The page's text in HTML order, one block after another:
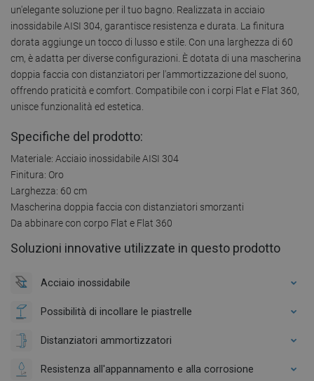
un'elegante soluzione per il tuo bagno. Realizzata in acciaio
inossidabile AISI 304, garantisce resistenza e durata. La finitura
dorata aggiunge un tocco di lusso e stile. Con una larghezza di 60
cm, è adatta per diverse configurazioni. È dotata di una mascherina
doppia faccia con distanziatori per l'ammortizzazione del suono,
offrendo praticità e comfort. Compatibile con i corpi Flat e Flat 360,
unisce funzionalità ed estetica.
Specifiche del prodotto:
Materiale: Acciaio inossidabile AISI 304
Finitura: Oro
Larghezza: 60 cm
Mascherina doppia faccia con distanziatori smorzanti
Da abbinare con corpo Flat e Flat 360
Soluzioni innovative utilizzate in questo prodotto
Acciaio inossidabile
Possibilità di incollare le piastrelle
Distanziatori ammortizzatori
Resistenza all'appannamento e alla corrosione